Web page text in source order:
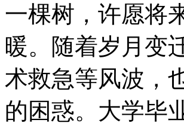
一棵树，许愿将
暖。随着岁月变
术救急等风波，
的困惑。大学毕